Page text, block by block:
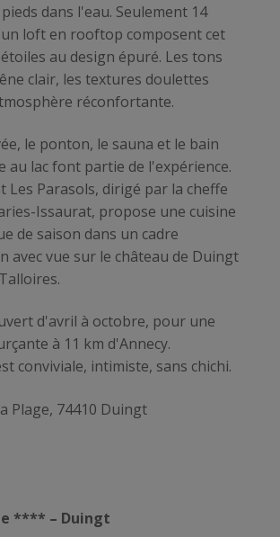
dans l'eau. Seulement 14
loft en rooftop composent cet
au design épuré. Les tons
clair, les textures doulettes
réconfortante.
le ponton, le sauna et le bain
au lac font partie de l'expérience.
Les Parasols, dirigé par la cheffe
Issaurat, propose une cuisine
de saison dans un cadre
avec vue sur le château de Duingt
d'avril à octobre, pour une
à 11 km d'Annecy.
conviviale, intimiste, sans chichi.
Plage, 74410 Duingt
**** – Duingt